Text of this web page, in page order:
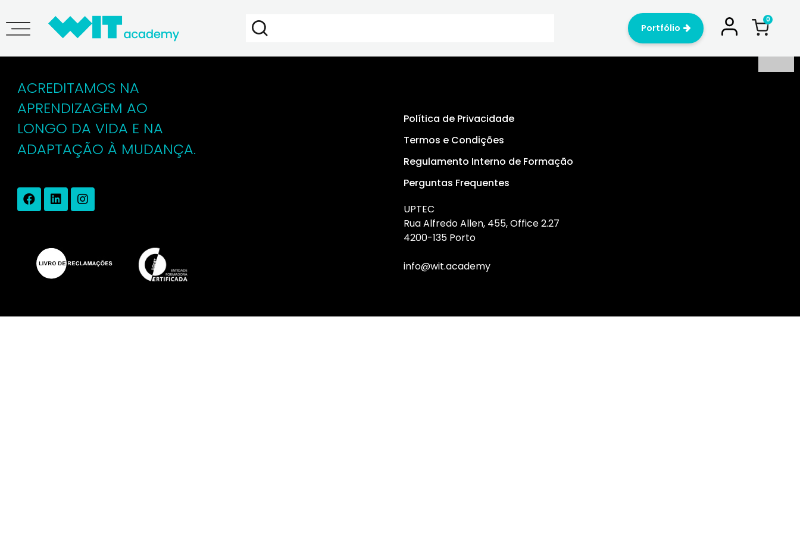
Portfólio
Adriana Lima
ACREDITAMOS NA
APRENDIZAGEM AO
LONGO DA VIDA E NA
ADAPTAÇÃO À MUDANÇA.
Política de Privacidade
Termos e Condições
Regulamento Interno de Formação
Perguntas Frequentes
UPTEC
Rua Alfredo Allen, 455, Office 2.27
4200-135 Porto
info@wit.academy